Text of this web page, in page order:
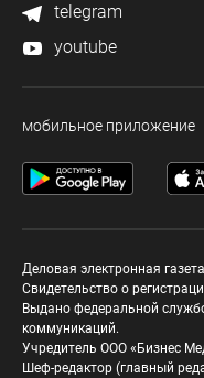
telegram
youtube
мобильное приложение
Деловая электронная
Свидетельство о
Выдано федеральной
коммуникаций.
Учредитель ООО «Бизнес
Шеф-редактор (главный